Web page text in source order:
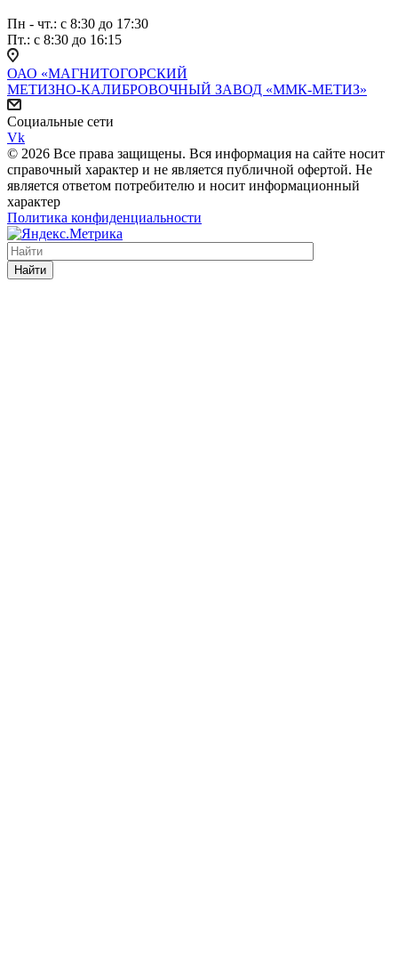
Пн - чт.: с 8:30 до 17:30
Пт.: с 8:30 до 16:15
ОАО «МАГНИТОГОРСКИЙ
МЕТИЗНО-КАЛИБРОВОЧНЫЙ ЗАВОД «ММК-МЕТИЗ»
Социальные сети
Vk
© 2026 Все права защищены. Вся информация на сайте носит
справочный характер и не является публичной офертой. Не
является ответом потребителю и носит информационный
характер
Политика конфиденциальности
Найти